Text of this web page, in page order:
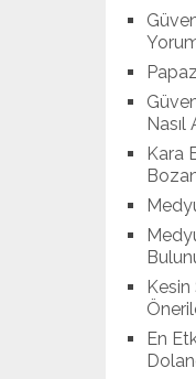
Nasıl
Kara
En